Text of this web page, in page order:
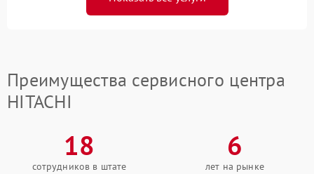
Преимущества сервисного центра
HITACHI
18
сотрудников в штате
6
лет на рынке